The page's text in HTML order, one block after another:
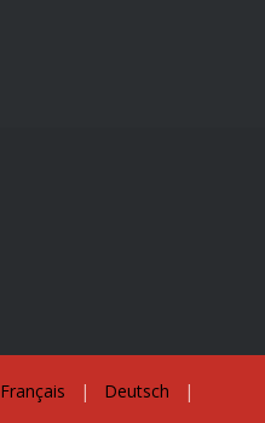
Français | Deutsch
|